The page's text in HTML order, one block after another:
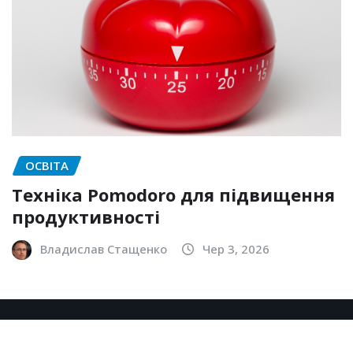
ОСВІТА
Техніка Pomodoro для підвищення
продуктивності
Владислав Стащенко Чер 3, 2026